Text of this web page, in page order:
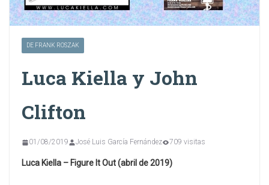
DE FRANK ROSZAK
Luca Kiella y John
Clifton
01/08/2019 José Luis García Fernández 709 visitas
Luca Kiella – Figure It Out (abril de 2019)